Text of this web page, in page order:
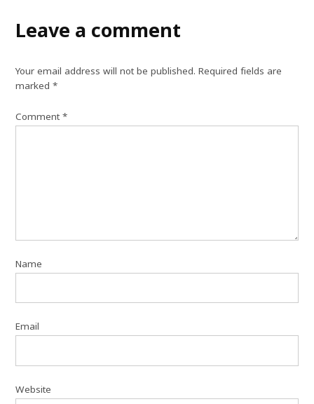
Leave a comment
Your email address will not be published. Required fields are
marked*
Comment*
Name
Email
Website